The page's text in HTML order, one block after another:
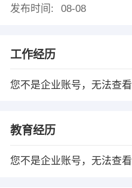
发布时间:
08-08
工作经历
您不是企业账号，无法查看
教育经历
您不是企业账号，无法查看